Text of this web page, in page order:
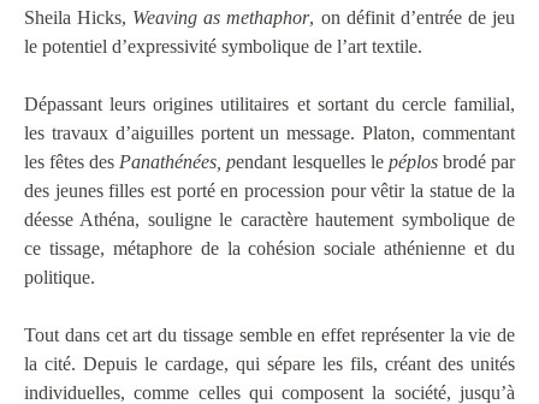
Sheila Hicks, Weaving as methaphor, on définit d’entrée de jeu
le potentiel d’expressivité symbolique de l’art textile.
Dépassant leurs origines utilitaires et sortant du cercle familial,
les travaux d’aiguilles portent un message. Platon, commentant
les fêtes des Panathénées,pendant lesquelles le péplosbrodé par
des jeunes filles est porté en procession pour vêtir la statue de la
déesse Athéna, souligne le caractère hautement symbolique de
ce tissage, métaphore de la cohésion sociale athénienne et du
politique.
Tout dans cet art du tissage semble en effet représenter la vie de
la cité. Depuis le cardage, qui sépare les fils, créant des unités
individuelles, comme celles qui composent la société, jusqu’à